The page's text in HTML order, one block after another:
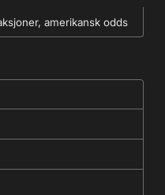
amerikansk odds